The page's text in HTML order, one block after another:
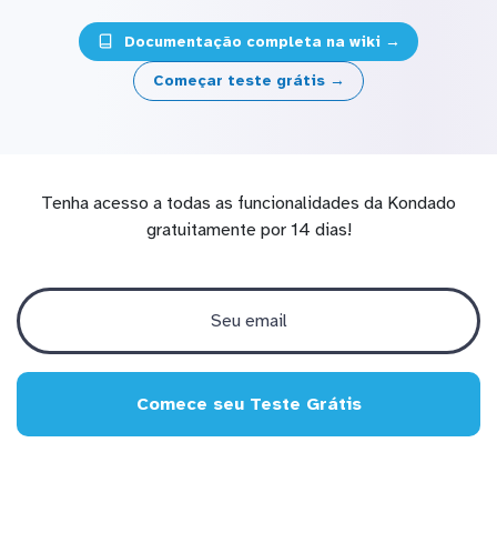
Documentação completa na wiki →
Começar teste grátis →
Tenha acesso a todas as funcionalidades da Kondado
gratuitamente por 14 dias!
Comece seu Teste Grátis